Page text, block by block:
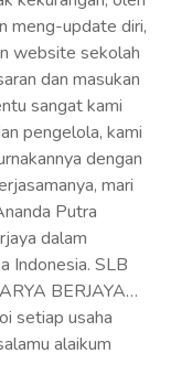
meng-update diri,
website sekolah
dan masukan
sangat kami
pengelola, kami
dengan
mari
Putra
dalam
Indonesia. SLB
BERJAYA…
setiap usaha
alaikum